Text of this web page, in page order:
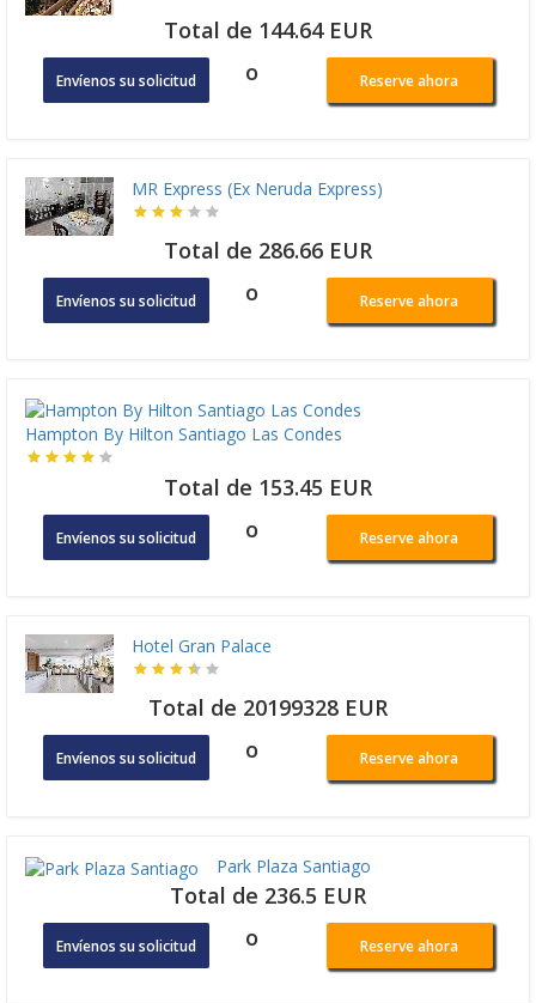
Total de 144.64 EUR
Envíenos su solicitud o Reserve ahora
MR Express (Ex Neruda Express)
Total de 286.66 EUR
Envíenos su solicitud o Reserve ahora
Hampton By Hilton Santiago Las Condes
Total de 153.45 EUR
Envíenos su solicitud o Reserve ahora
Hotel Gran Palace
Total de 20199328 EUR
Envíenos su solicitud o Reserve ahora
Park Plaza Santiago
Total de 236.5 EUR
Envíenos su solicitud o Reserve ahora